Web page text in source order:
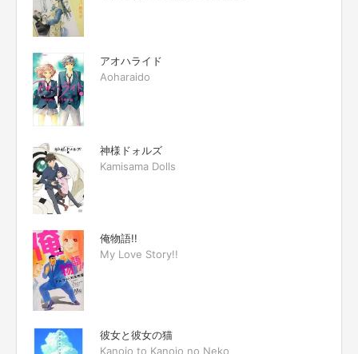
アオハライド
Aoharaido
神様ドォルズ
Kamisama Dolls
俺物語!!
My Love Story!!
彼女と彼女の猫
Kanojo to Kanojo no Neko